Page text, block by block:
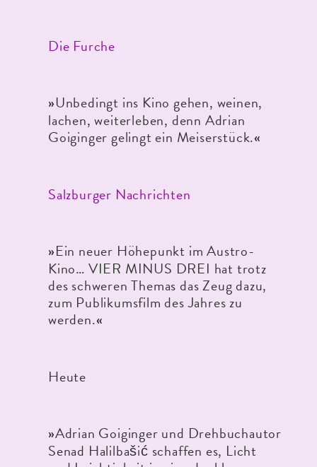
Die Furche
»Unbedingt ins Kino gehen, weinen,
lachen, weiterleben, denn Adrian
Goiginger gelingt ein Meiserstück.«
Salzburger Nachrichten
»Ein neuer Höhepunkt im Austro-
Kino… VIER MINUS DREI hat trotz
des schweren Themas das Zeug dazu,
zum Publikumsfilm des Jahres zu
werden.«
Heute
»Adrian Goiginger und Drehbuchautor
Senad Halilbašić schaffen es, Licht